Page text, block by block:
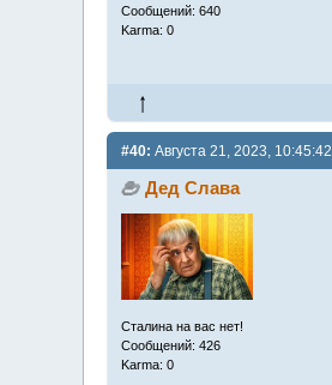
Сообщений: 640
Karma: 0
#40: Августа 21, 2023, 10:45:42
Дед Слава
Сталина на вас нет!
Сообщений: 426
Karma: 0